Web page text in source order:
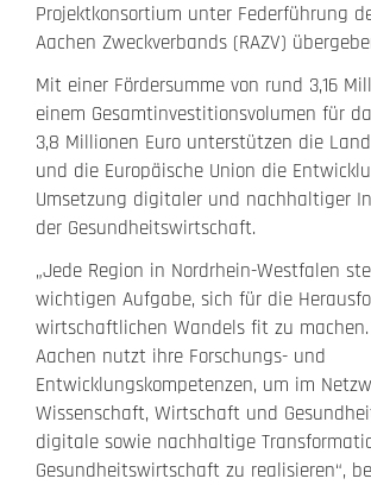
Projektkonsortium unter Federführung
Aachen Zweckverbands (RAZV)
Mit einer Fördersumme von rund 3,16
einem Gesamtinvestitionsvolumen für
3,8 Millionen Euro unterstützen die
und die Europäische Union die
Umsetzung digitaler und nachhaltiger
der Gesundheitswirtschaft.
„Jede Region in Nordrhein-Westfalen
wichtigen Aufgabe, sich für die
wirtschaftlichen Wandels fit zu machen.
Aachen nutzt ihre Forschungs- und
Entwicklungskompetenzen, um im
Wissenschaft, Wirtschaft und
digitale sowie nachhaltige
Gesundheitswirtschaft zu realisieren“,